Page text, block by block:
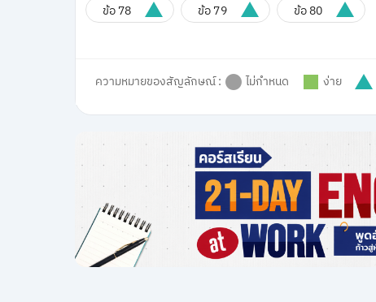
ข้อ 78 ข้อ 79 ข้อ 80
ความหมายของสัญลักษณ์ : ไม่กำหนด ง่าย